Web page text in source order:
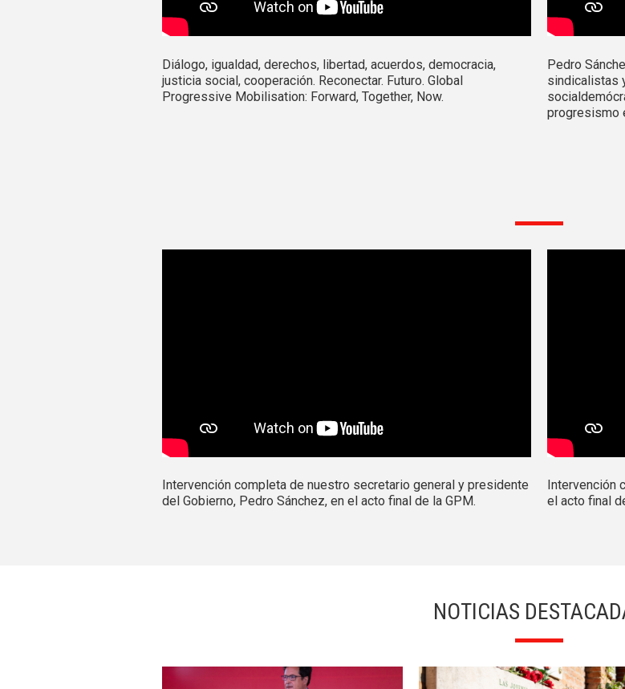
Diálogo, igualdad, derechos, libertad, acuerdos, democracia,
justicia social, cooperación. Reconectar. Futuro. Global
Progressive Mobilisation: Forward, Together, Now.
Pedro
sindicalistas
progresismo
Intervención completa de nuestro secretario general y presidente
del Gobierno, Pedro Sánchez, en el acto final de la GPM.
Intervención
el acto final
NOTICIAS